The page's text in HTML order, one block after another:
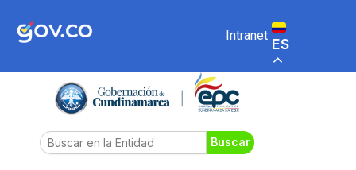
Intranet
ES
Search Buscar